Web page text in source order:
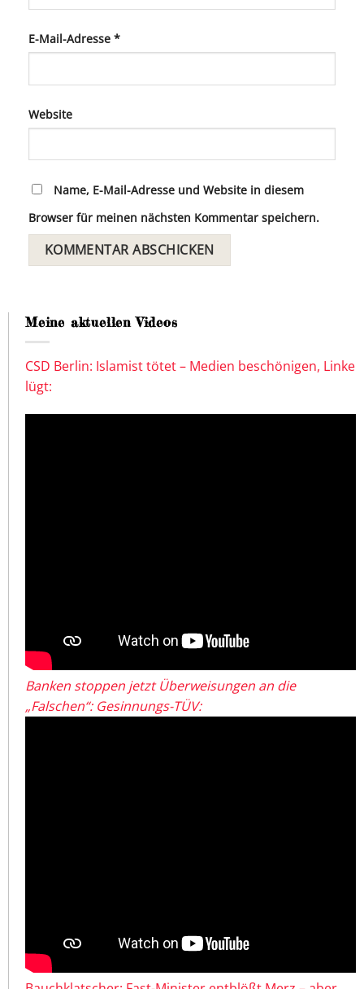
E-Mail-Adresse *
Website
Name, E-Mail-Adresse und Website in diesem
Browser für meinen nächsten Kommentar speichern.
Meine aktuellen Videos
CSD Berlin: Islamist tötet – Medien beschönigen, Linke
lügt:
Banken stoppen jetzt Überweisungen an die
„Falschen“: Gesinnungs-TÜV: